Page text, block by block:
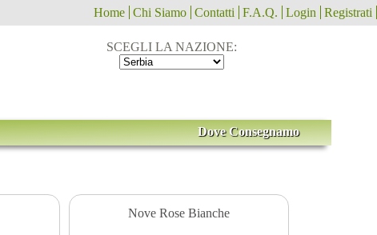
Home Chi Siamo Contatti F.A.Q. Login Registrati
SCEGLI LA NAZIONE:
Dove Consegnamo
Nove Rose Bianche